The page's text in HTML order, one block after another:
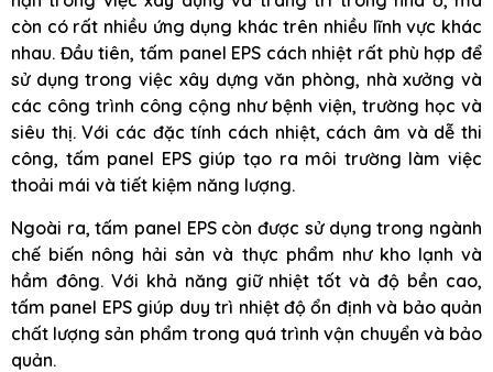
còn có rất nhiều ứng dụng khác trên nhiều lĩnh vực khác
nhau. Đầu tiên, tấm panel EPS cách nhiệt rất phù hợp để
sử dụng trong việc xây dựng văn phòng, nhà xưởng và
các công trình công cộng như bệnh viện, trường học và
siêu thị. Với các đặc tính cách nhiệt, cách âm và dễ thi
công, tấm panel EPS giúp tạo ra môi trường làm việc
thoải mái và tiết kiệm năng lượng.
Ngoài ra, tấm panel EPS còn được sử dụng trong ngành
chế biến nông hải sản và thực phẩm như kho lạnh và
hầm đông. Với khả năng giữ nhiệt tốt và độ bền cao,
tấm panel EPS giúp duy trì nhiệt độ ổn định và bảo quản
chất lượng sản phẩm trong quá trình vận chuyển và bảo
quản.